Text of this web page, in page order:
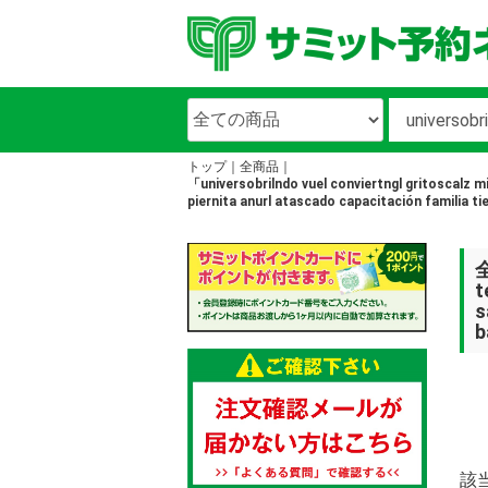
トップ
全商品
「universobrilndo vuel conviertngl gritoscalz
piernita anurl atascado capacitación familia
該